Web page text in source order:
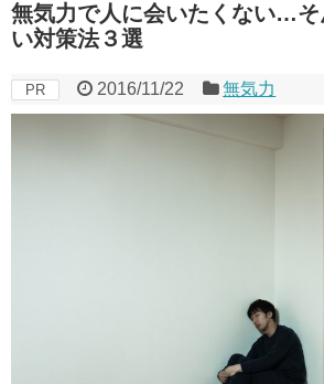
無気力で人に会いたくない…そ
い対策法３選
PR 2016/11/22 無気力